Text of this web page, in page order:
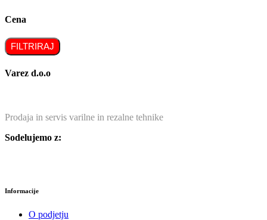
Cena
FILTRIRAJ
Varez d.o.o
Prodaja in servis varilne in rezalne tehnike
Sodelujemo z:
Informacije
O podjetju